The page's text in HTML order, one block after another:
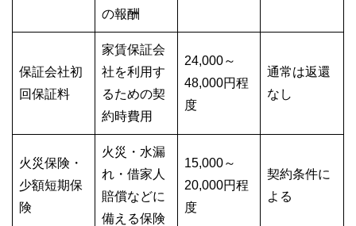
の報酬
保証会社初
回保証料
家賃保証会
社を利用す
るための契
約時費用
24,000～
48,000円程
度
通常は返還
なし
火災保険・
少額短期保
険
火災・水漏
れ・借家人
賠償などに
備える保険
15,000～
20,000円程
度
契約条件に
よる